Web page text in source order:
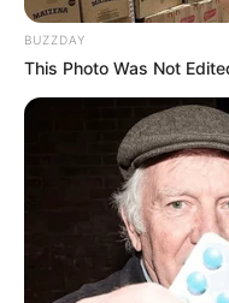
These Columbus
Insurance Quotes In
LION COVERAGE
BUZZDAY
This Photo Was Not